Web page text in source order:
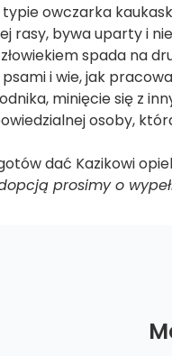
owczarka
rasy, bywa uparty i
spada na
i wie, jak
minięcie się z
osoby,
dać Kazikowi
prosimy o